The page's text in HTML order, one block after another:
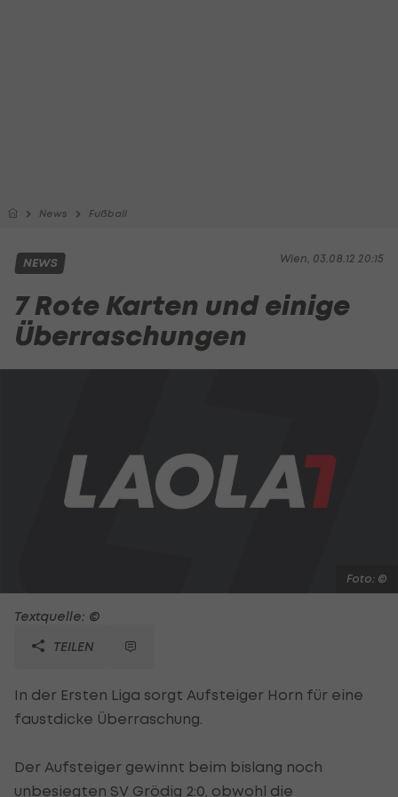
News Fußball
Wien, 03.08.12 20:15
NEWS
7 Rote Karten und einige
Überraschungen
Foto: ©
Textquelle: ©
TEILEN
In der Ersten Liga sorgt Aufsteiger Horn für eine
faustdicke Überraschung.
Der Aufsteiger gewinnt beim bislang noch
unbesiegten SV Grödig 2:0, obwohl die